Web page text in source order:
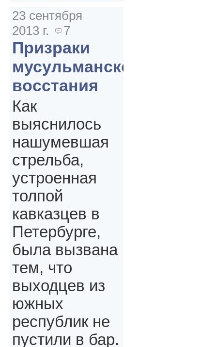
23 сентября
2013 г.
7
Призраки
мусульманского
восстания
Как
выяснилось
нашумевшая
стрельба,
устроенная
толпой
кавказцев в
Петербурге,
была вызвана
тем, что
выходцев из
южных
республик не
пустили в бар.